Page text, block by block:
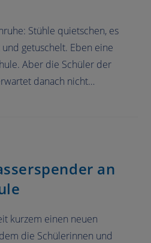
Stühle quietschen, es
getuschelt. Eben eine
Aber die Schüler der
danach nicht…
an
kurzem einen neuen
die Schülerinnen und